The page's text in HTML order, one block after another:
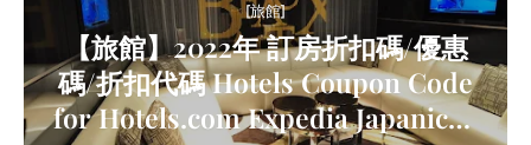
[旅館]
【旅館】2022年 訂房折扣碼/優惠
碼/折扣代碼 Hotels Coupon Code
for Hotels.com Expedia Japanican